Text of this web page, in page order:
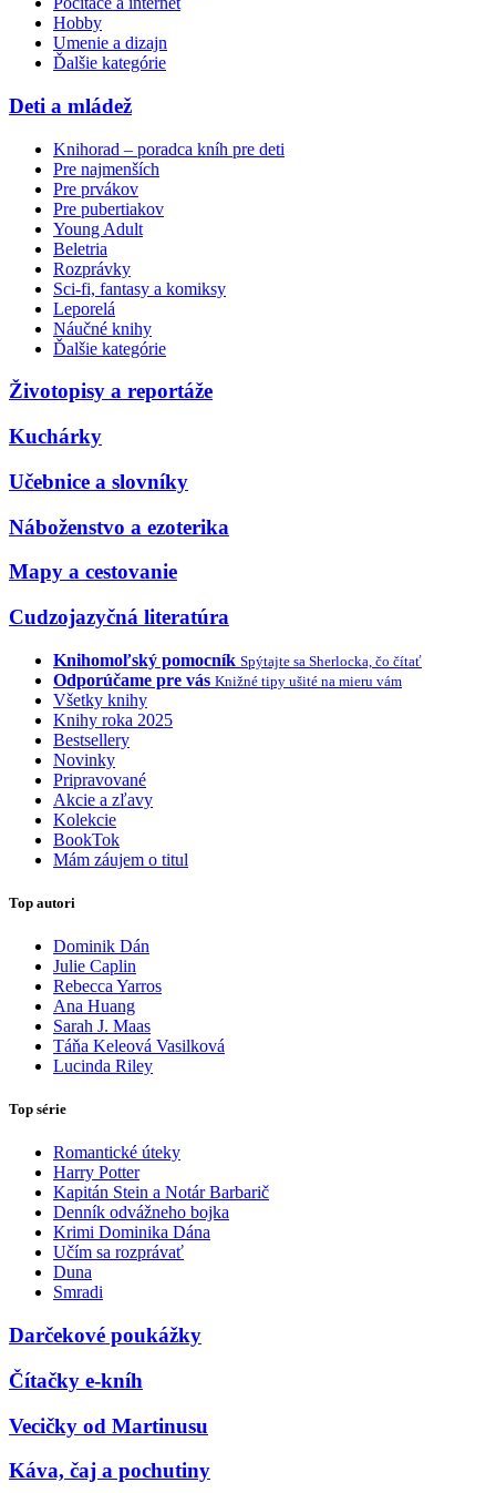
Hobby
Umenie a dizajn
Ďalšie kategórie
Deti a mládež
Knihorad – poradca kníh pre deti
Pre najmenších
Pre prvákov
Pre pubertiakov
Young Adult
Beletria
Rozprávky
Sci-fi, fantasy a komiksy
Leporelá
Náučné knihy
Ďalšie kategórie
Životopisy a reportáže
Kuchárky
Učebnice a slovníky
Náboženstvo a ezoterika
Mapy a cestovanie
Cudzojazyčná literatúra
Knihomoľský pomocník Spýtajte sa Sherlocka, čo čítať
Odporúčame pre vás Knižné tipy ušité na mieru vám
Všetky knihy
Knihy roka 2025
Bestsellery
Novinky
Pripravované
Akcie a zľavy
Kolekcie
BookTok
Mám záujem o titul
Top autori
Dominik Dán
Julie Caplin
Rebecca Yarros
Ana Huang
Sarah J. Maas
Táňa Keleová Vasilková
Lucinda Riley
Top série
Romantické úteky
Harry Potter
Kapitán Stein a Notár Barbarič
Denník odvážneho bojka
Krimi Dominika Dána
Učím sa rozprávať
Duna
Smradi
Darčekové poukážky
Čítačky e-kníh
Vecičky od Martinusu
Káva, čaj a pochutiny